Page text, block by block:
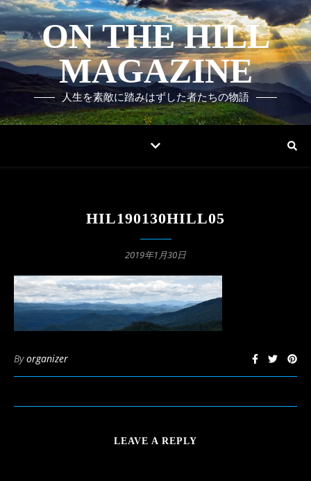
ON THE HILL
MAGAZINE
人生を素敵に踏みはずした者たちの物語
HIL190130HILL05
2019年1月30日
Byorganizer
LEAVE A REPLY